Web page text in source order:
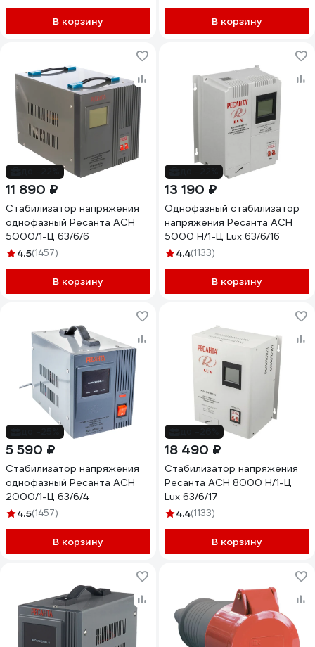
В корзину В корзину
11 890 ₽
Стабилизатор напряжения
однофазный Ресанта АСН
5000/1-Ц 63/6/6
4.5(1457)
В корзину
13 190 ₽
Однофазный стабилизатор
напряжения Ресанта АСН
5000 Н/1-Ц Lux 63/6/16
4.4(1133)
В корзину
5 590 ₽
Стабилизатор напряжения
однофазный Ресанта АСН
2000/1-Ц 63/6/4
4.5(1457)
В корзину
18 490 ₽
Стабилизатор напряжения
Ресанта АСН 8000 Н/1-Ц
Lux 63/6/17
4.4(1133)
В корзину